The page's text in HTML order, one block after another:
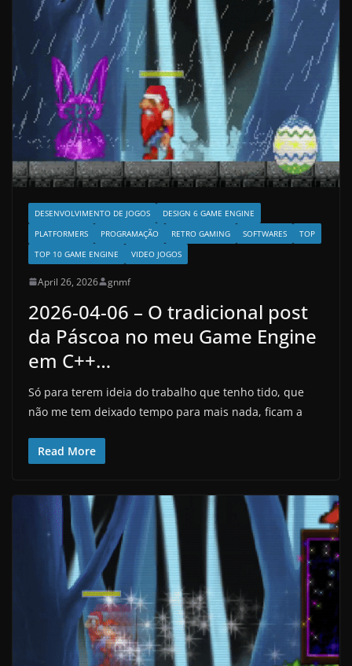
DESENVOLVIMENTO DE JOGOS
DESIGN 6 GAME ENGINE
PLATFORMERS
PROGRAMAÇÃO RETRO GAMING SOFTWARES
TOP
TOP 10 GAME ENGINE
VIDEO JOGOS
April 26, 2026 gnmf
2026-04-06 – O tradicional post
da Páscoa no meu Game Engine
em C++…
Só para terem ideia do trabalho que tenho tido, que
não me tem deixado tempo para mais nada, ficam a
Read More